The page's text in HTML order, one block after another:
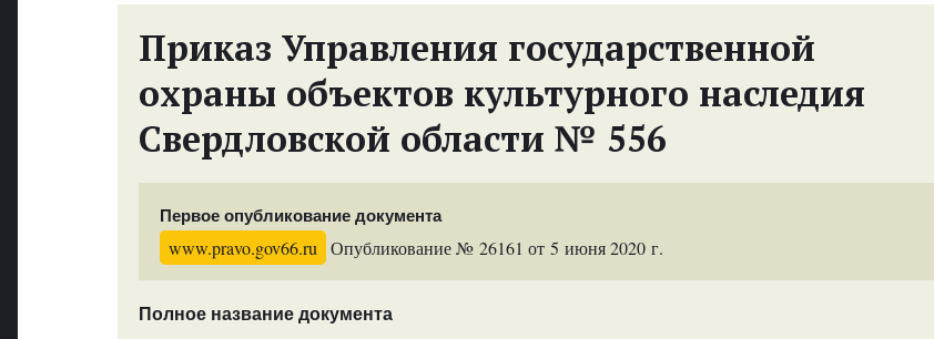
Приказ Управления государственной
охраны объектов культурного наследия
Свердловской области № 556
Первое опубликование документа
www.pravo.gov66.ru Опубликование № 26161 от 5 июня 2020 г.
Полное название документа